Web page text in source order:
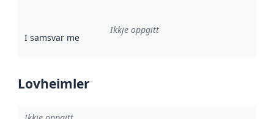
I samsvar med Referanse til ei implementeringsregel eller
Ikkje oppgitt
Lovheimler